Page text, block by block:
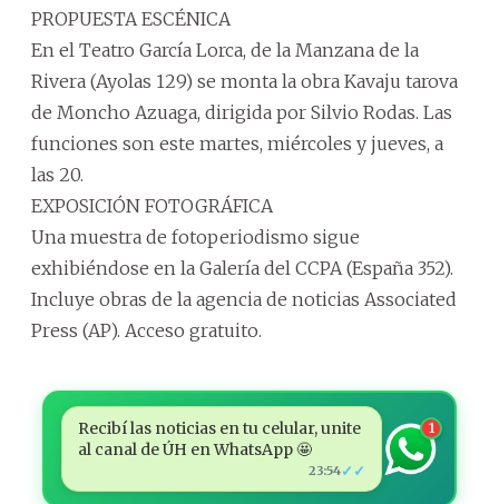
PROPUESTA ESCÉNICA
En el Teatro García Lorca, de la Manzana de la
Rivera (Ayolas 129) se monta la obra Kavaju tarova
de Moncho Azuaga, dirigida por Silvio Rodas. Las
funciones son este martes, miércoles y jueves, a
las 20.
EXPOSICIÓN FOTOGRÁFICA
Una muestra de fotoperiodismo sigue
exhibiéndose en la Galería del CCPA (España 352).
Incluye obras de la agencia de noticias Associated
Press (AP). Acceso gratuito.
Recibí las noticias en tu celular, unite
al canal de ÚH en WhatsApp 🤩
23:54✓✓
1